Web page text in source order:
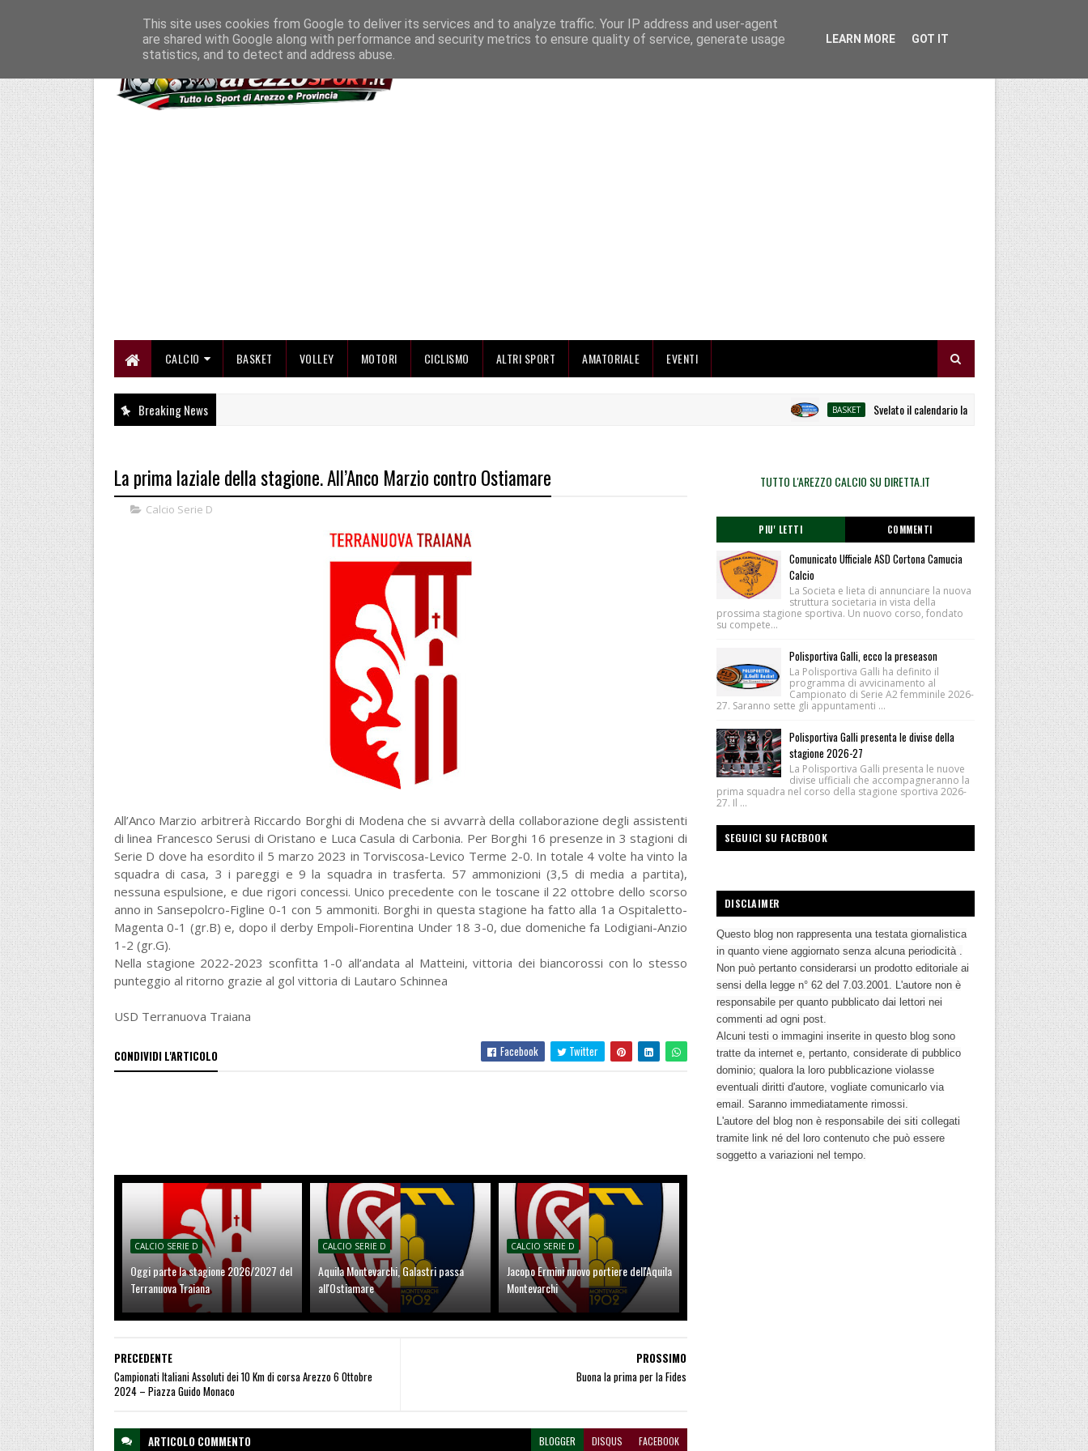
CALCIO BASKET VOLLEY MOTORI CICLISMO ALTRI SPORT AMATORIALE EVENTI
Breaking News BASKET Svelato il calendario la Polisportiva Galli debutta ad
La prima laziale della stagione. All’Anco Marzio contro Ostiamare
Calcio Serie D
All’Anco Marzio arbitrerà Riccardo Borghi di Modena che si avvarrà della collaborazione degli assistenti
di linea Francesco Serusi di Oristano e Luca Casula di Carbonia. Per Borghi 16 presenze in 3 stagioni di
Serie D dove ha esordito il 5 marzo 2023 in Torviscosa-Levico Terme 2-0. In totale 4 volte ha vinto la
squadra di casa, 3 i pareggi e 9 la squadra in trasferta. 57 ammonizioni (3,5 di media a partita),
nessuna espulsione, e due rigori concessi. Unico precedente con le toscane il 22 ottobre dello scorso
anno in Sansepolcro-Figline 0-1 con 5 ammoniti. Borghi in questa stagione ha fatto alla 1a Ospitaletto-
Magenta 0-1 (gr.B) e, dopo il derby Empoli-Fiorentina Under 18 3-0, due domeniche fa Lodigiani-Anzio
1-2 (gr.G).
Nella stagione 2022-2023 sconfitta 1-0 all’andata al Matteini, vittoria dei biancorossi con lo stesso
punteggio al ritorno grazie al gol vittoria di Lautaro Schinnea
USD Terranuova Traiana
CONDIVIDI L'ARTICOLO Facebook Twitter
CALCIO SERIE D
Oggi parte la stagione 2026/2027 del
Terranuova Traiana
CALCIO SERIE D
Aquila Montevarchi, Galastri passa
all'Ostiamare
CALCIO SERIE D
Jacopo Ermini nuovo portiere dell'Aquila
Montevarchi
PROSSIMO
Buona la prima per la Fides
PRECEDENTE
Campionati Italiani Assoluti dei 10 Km di corsa Arezzo 6 Ottobre
2024 – Piazza Guido Monaco
ARTICOLO COMMENTO BLOGGER DISQUS FACEBOOK
TUTTO L'AREZZO CALCIO SU DIRETTA.IT
PIU' LETTI COMMENTI
Comunicato Ufficiale ASD Cortona Camucia
Calcio
La Societa e lieta di annunciare la nuova
struttura societaria in vista della
prossima stagione sportiva. Un nuovo corso, fondato
su compete...
Polisportiva Galli, ecco la preseason
La Polisportiva Galli ha definito il
programma di avvicinamento al
Campionato di Serie A2 femminile 2026-
27. Saranno sette gli appuntamenti ...
Polisportiva Galli presenta le divise della
stagione 2026-27
La Polisportiva Galli presenta le nuove
divise ufficiali che accompagneranno la
prima squadra nel corso della stagione sportiva 2026-
27. Il ...
SEGUICI SU FACEBOOK
DISCLAIMER
Questo blog non rappresenta una testata giornalistica
in quanto viene aggiornato senza alcuna periodicità .
Non può pertanto considerarsi un prodotto editoriale ai
sensi della legge n° 62 del 7.03.2001. L'autore non è
responsabile per quanto pubblicato dai lettori nei
commenti ad ogni post.
Alcuni testi o immagini inserite in questo blog sono
tratte da internet e, pertanto, considerate di pubblico
dominio; qualora la loro pubblicazione violasse
eventuali diritti d'autore, vogliate comunicarlo via
email. Saranno immediatamente rimossi.
L'autore del blog non è responsabile dei siti collegati
tramite link né del loro contenuto che può essere
soggetto a variazioni nel tempo.
This site uses cookies from Google to deliver its services and to analyze traffic. Your IP address and user-agent
are shared with Google along with performance and security metrics to ensure quality of service, generate usage
statistics, and to detect and address abuse.
LEARN MORE GOT IT